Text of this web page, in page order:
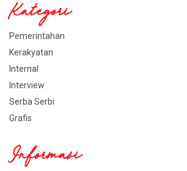
Kategori
Pemerintahan
Kerakyatan
Internal
Interview
Serba Serbi
Grafis
Informasi